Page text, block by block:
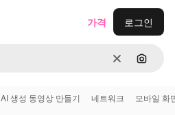
지우기이미지
가격 로그인
AI 생성 동영상 만들기 네트워크 모바일 화